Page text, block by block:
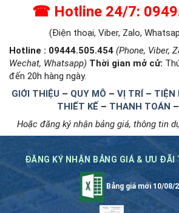
☎ Hotline 24/7:
(Điện thoại, Viber, Zalo,
Hotline : 09444.505.454 (Phone, Viber,
Wechat, Whatsapp) Thời gian mở cử:
đến 20h hàng ngày.
GIỚI THIỆU – QUY MÔ – VỊ TRÍ – TIỆN
THIẾT KẾ – THANH TOÁN –
Hoặc đăng ký nhận bảng giá, thông tin
ĐĂNG KÝ NHẬN BẢNG GIÁ & ƯU
Bảng giá mới 10/08/